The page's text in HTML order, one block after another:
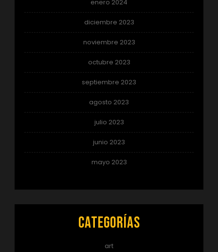
enero 2024
diciembre 2023
noviembre 2023
octubre 2023
septiembre 2023
agosto 2023
julio 2023
junio 2023
mayo 2023
Categorías
art